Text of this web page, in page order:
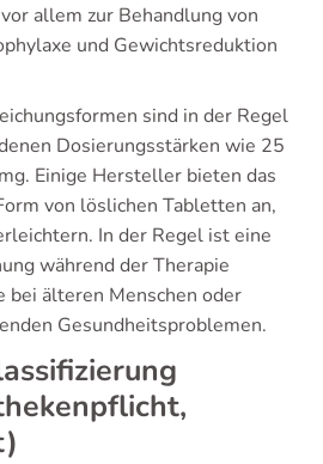
allem zur Behandlung von
und Gewichtsreduktion
sind in der Regel
Dosierungsstärken wie 25
Einige Hersteller bieten das
von löslichen Tabletten an,
In der Regel ist eine
während der Therapie
bei älteren Menschen oder
Gesundheitsproblemen.